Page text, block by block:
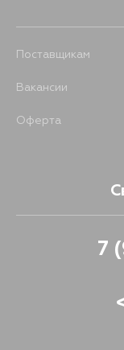
Поставщикам
Вакансии
Оферта
7